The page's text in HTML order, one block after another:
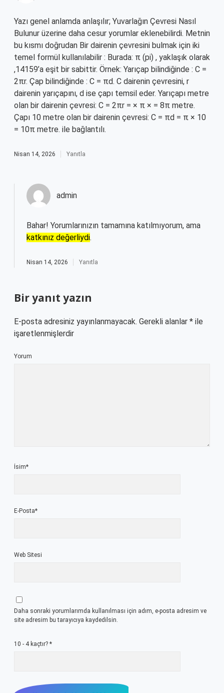
Yazı genel anlamda anlaşılır; Yuvarlağın Çevresi Nasıl
Bulunur üzerine daha cesur yorumlar eklenebilirdi. Metnin
bu kısmı doğrudan Bir dairenin çevresini bulmak için iki
temel formül kullanılabilir : Burada: π (pi) , yaklaşık olarak
,14159’a eşit bir sabittir. Örnek: Yarıçap bilindiğinde : C =
2πr. Çap bilindiğinde : C = πd. C dairenin çevresini, r
dairenin yarıçapını, d ise çapı temsil eder. Yarıçapı metre
olan bir dairenin çevresi: C = 2πr = × π × = 8π metre.
Çapı 10 metre olan bir dairenin çevresi: C = πd = π × 10
= 10π metre. ile bağlantılı.
Nisan 14, 2026 Yanıtla
admin
Bahar! Yorumlarınızın tamamına katılmıyorum, ama
katkınız değerliydi.
Nisan 14, 2026 Yanıtla
Bir yanıt yazın
E-posta adresiniz yayınlanmayacak. Gerekli alanlar * ile
işaretlenmişlerdir
Yorum
İsim*
E-Posta*
Web Sitesi
Daha sonraki yorumlarımda kullanılması için adım, e-posta adresim ve
site adresim bu tarayıcıya kaydedilsin.
10 - 4 kaçtır? *